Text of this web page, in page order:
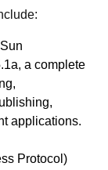
a complete
applications.
Protocol)